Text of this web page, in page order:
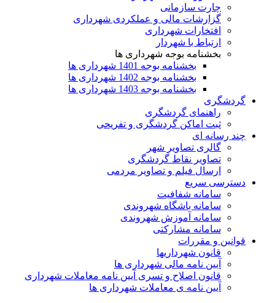
چارت سازمانی
گزارشات مالی و عملکردی شهرداری
افتخارات شهرداری
ارتباط با شهردار
بخشنامه بوجه شهرداری ها
بخشنامه بوجه 1401 شهرداری ها
بخشنامه بوجه 1402 شهرداری ها
بخشنامه بوجه 1403 شهرداری ها
گردشگری
راهنمای گردشگری
ثبت اماکن گردشگری و تفریحی
چند رسانه ای
گالری تصاویر شهر
تصاویر نقاط گردشگری
ارسال فیلم و تصاویر مردمی
دسترسی سریع
سامانه شفافیت
سامانه باشگاه شهروندی
سامانه آموزش شهروندی
سامانه مشارکتی
قوانین و مقررات
قانون شهرداریها
آیین نامه مالی شهرداری ها
قانون اصلاح و تسری آیین نامه معاملات شهرداری
آیین نامه ی معاملات شهرداری ها